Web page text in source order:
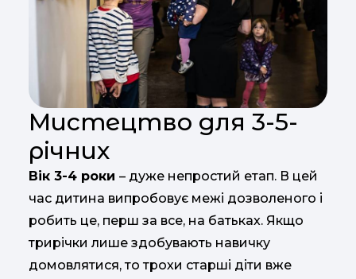
Мистецтво для 3-5-
річних
Вік 3-4 роки – дуже непростий етап. В цей
час дитина випробовує межі дозволеного і
робить це, перш за все, на батьках. Якщо
трирічки лише здобувають навичку
домовлятися, то трохи старші діти вже